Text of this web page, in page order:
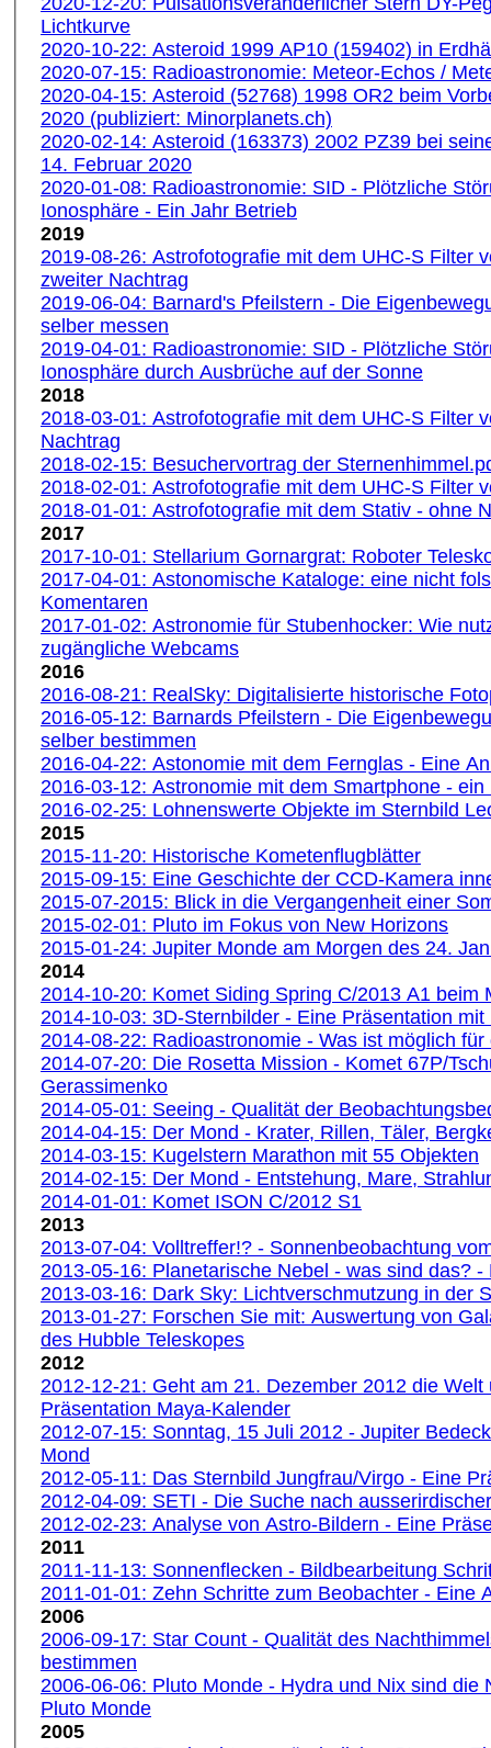
Lichtkurve
2020-10-22: Asteroid 1999 AP10 (159402) in
2020-07-15: Radioastronomie: Meteor-Echos /
2020-04-15: Asteroid (52768) 1998 OR2 beim
2020 (publiziert: Minorplanets.ch)
2020-02-14: Asteroid (163373) 2002 PZ39 bei
14. Februar 2020
2020-01-08: Radioastronomie: SID - Plötzliche
Ionosphäre - Ein Jahr Betrieb
2019
2019-08-26: Astrofotografie mit dem UHC-S Filter
zweiter Nachtrag
2019-06-04: Barnard's Pfeilstern - Die
selber messen
2019-04-01: Radioastronomie: SID - Plötzliche
Ionosphäre durch Ausbrüche auf der Sonne
2018
2018-03-01: Astrofotografie mit dem UHC-S Filter
Nachtrag
2018-02-15: Besuchervortrag der
2018-02-01: Astrofotografie mit dem UHC-S Filter
2018-01-01: Astrofotografie mit dem Stativ - ohne
2017
2017-10-01: Stellarium Gornargrat: Roboter
2017-04-01: Astonomische Kataloge: eine nicht
Komentaren
2017-01-02: Astronomie für Stubenhocker: Wie
zugängliche Webcams
2016
2016-08-21: RealSky: Digitalisierte historische
2016-05-12: Barnards Pfeilstern - Die
selber bestimmen
2016-04-22: Astonomie mit dem Fernglas - Eine
2016-03-12: Astronomie mit dem Smartphone - ein
2016-02-25: Lohnenswerte Objekte im Sternbild
2015
2015-11-20: Historische Kometenflugblätter
2015-09-15: Eine Geschichte der CCD-Kamera
2015-07-2015: Blick in die Vergangenheit einer
2015-02-01: Pluto im Fokus von New Horizons
2015-01-24: Jupiter Monde am Morgen des 24.
2014
2014-10-20: Komet Siding Spring C/2013 A1 beim
2014-10-03: 3D-Sternbilder - Eine Präsentation mit
2014-08-22: Radioastronomie - Was ist möglich
2014-07-20: Die Rosetta Mission - Komet 67P/
Gerassimenko
2014-05-01: Seeing - Qualität der
2014-04-15: Der Mond - Krater, Rillen, Täler,
2014-03-15: Kugelstern Marathon mit 55 Objekten
2014-02-15: Der Mond - Entstehung, Mare,
2014-01-01: Komet ISON C/2012 S1
2013
2013-07-04: Volltreffer!? - Sonnenbeobachtung
2013-05-16: Planetarische Nebel - was sind das? -
2013-03-16: Dark Sky: Lichtverschmutzung in der
2013-01-27: Forschen Sie mit: Auswertung von
des Hubble Teleskopes
2012
2012-12-21: Geht am 21. Dezember 2012 die Welt
Präsentation Maya-Kalender
2012-07-15: Sonntag, 15 Juli 2012 - Jupiter
Mond
2012-05-11: Das Sternbild Jungfrau/Virgo - Eine
2012-04-09: SETI - Die Suche nach
2012-02-23: Analyse von Astro-Bildern - Eine
2011
2011-11-13: Sonnenflecken - Bildbearbeitung
2011-01-01: Zehn Schritte zum Beobachter - Eine
2006
2006-09-17: Star Count - Qualität des
bestimmen
2006-06-06: Pluto Monde - Hydra und Nix sind die
Pluto Monde
2005